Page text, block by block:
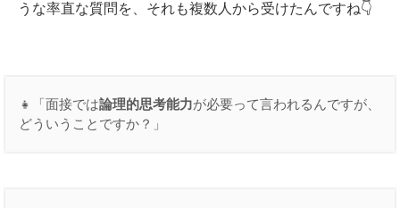
うな率直な質問を、それも複数人から受けたんですね👇
👧「面接では論理的思考能力が必要って言われるんですが、
どういうことですか？」